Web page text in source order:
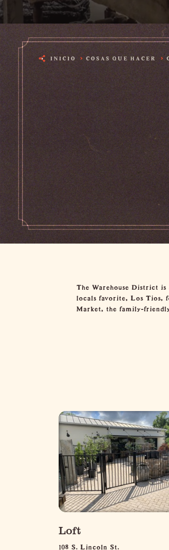
INICIO COSAS QUE HACER
The Warehouse District
locals favorite, Los Tios,
Market, the family-
Loft
108 S. Lincoln St.